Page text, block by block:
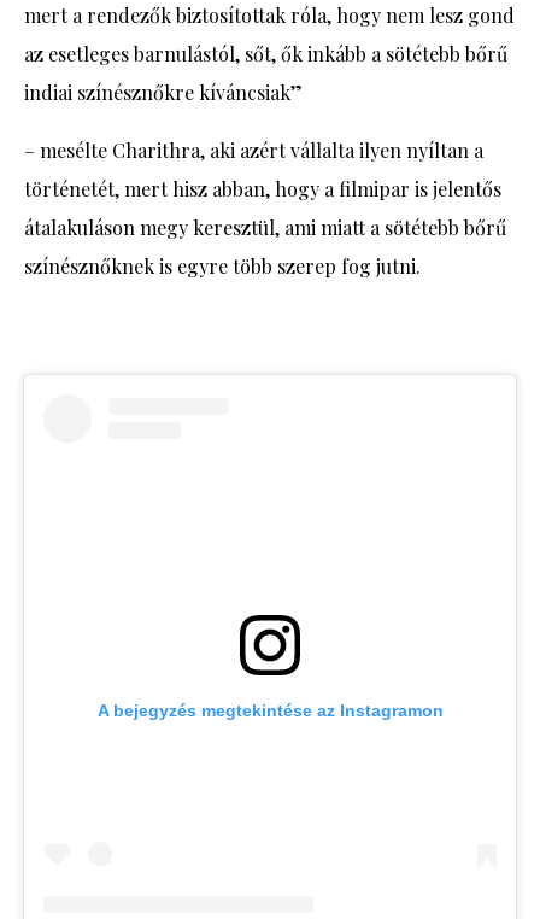
mert a rendezők biztosítottak róla, hogy nem lesz gond
az esetleges barnulástól, sőt, ők inkább a sötétebb bőrű
indiai színésznőkre kíváncsiak”
– mesélte Charithra, aki azért vállalta ilyen nyíltan a
történetét, mert hisz abban, hogy a filmipar is jelentős
átalakuláson megy keresztül, ami miatt a sötétebb bőrű
színésznőknek is egyre több szerep fog jutni.
A bejegyzés megtekintése az Instagramon